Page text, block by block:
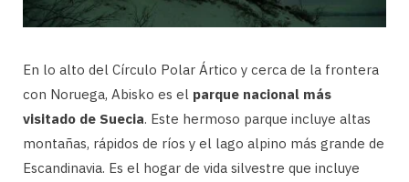
En lo alto del Círculo Polar Ártico y cerca de la frontera
con Noruega, Abisko es el parque nacional más
visitado de Suecia. Este hermoso parque incluye altas
montañas, rápidos de ríos y el lago alpino más grande de
Escandinavia. Es el hogar de vida silvestre que incluye